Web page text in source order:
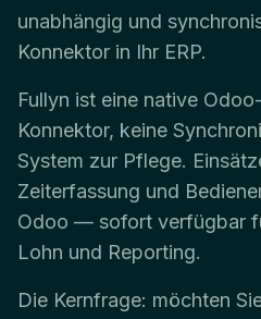
unabhängig und
Konnektor in Ihr ERP.
Fullyn ist eine native
Konnektor, keine
System zur Pflege.
Zeiterfassung und
Odoo — sofort verfügbar
Lohn und Reporting.
Die Kernfrage: möchten